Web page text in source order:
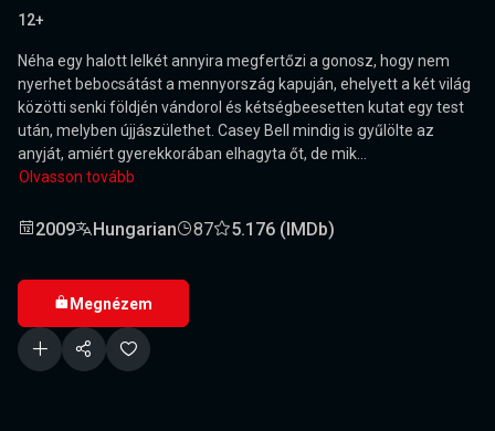
12+
Néha egy halott lelkét annyira megfertőzi a gonosz, hogy nem
nyerhet bebocsátást a mennyország kapuján, ehelyett a két világ
közötti senki földjén vándorol és kétségbeesetten kutat egy test
után, melyben újjászülethet. Casey Bell mindig is gyűlölte az
anyját, amiért gyerekkorában elhagyta őt, de mik...
Olvasson tovább
2009 Hungarian 87 5.176 (IMDb)
Megnézem